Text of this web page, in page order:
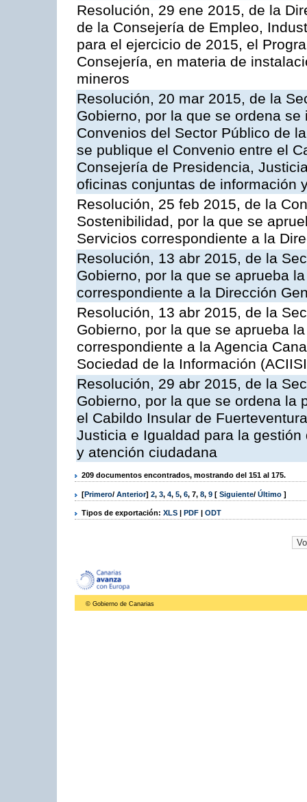
Resolución, 29 ene 2015, de la
de la Consejería de Empleo,
para el ejercicio de 2015, el
Consejería, en materia de
mineros
Resolución, 20 mar 2015, de la
Gobierno, por la que se ordena
Convenios del Sector Público de
se publique el Convenio entre el
Consejería de Presidencia,
oficinas conjuntas de información
Resolución, 25 feb 2015, de la
Sostenibilidad, por la que se
Servicios correspondiente a la
Resolución, 13 abr 2015, de la
Gobierno, por la que se aprueba
correspondiente a la Dirección
Resolución, 13 abr 2015, de la
Gobierno, por la que se aprueba
correspondiente a la Agencia
Sociedad de la Información
Resolución, 29 abr 2015, de la
Gobierno, por la que se ordena la
el Cabildo Insular de
Justicia e Igualdad para la
y atención ciudadana
209 documentos encontrados, mostrando del 151 al 175.
[Primero/ Anterior] 2, 3, 4, 5, 6, 7, 8, 9 [ Siguiente/ Último ]
Tipos de exportación: XLS | PDF | ODT
© Gobierno de Canarias